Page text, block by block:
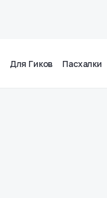
Для Гиков Пасхалки